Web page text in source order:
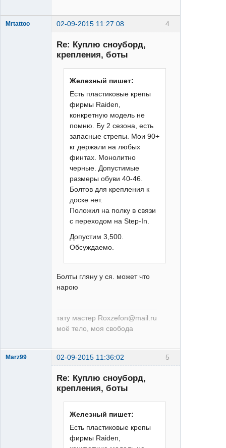
4
Mrtattoo 02-09-2015 11:27:08
Re: Куплю сноуборд,
крепления, боты
Железный пишет:
Есть пластиковые крепы
фирмы Raiden,
конкретную модель не
помню. Бу 2 сезона, есть
запасные стрепы. Мои 90+
кг держали на любых
финтах. Монолитно
черные. Допустимые
размеры обуви 40-46.
Болтов для крепления к
доске нет.
Положил на полку в связи
с переходом на Step-In.
Допустим 3,500.
Обсуждаемо.
Болты гляну у ся. может что
нарою
тату мастер Roxzefon@mail.ru
моё тело, моя свобода
5
Marz99 02-09-2015 11:36:02
Re: Куплю сноуборд,
крепления, боты
Железный пишет:
Есть пластиковые крепы
фирмы Raiden,